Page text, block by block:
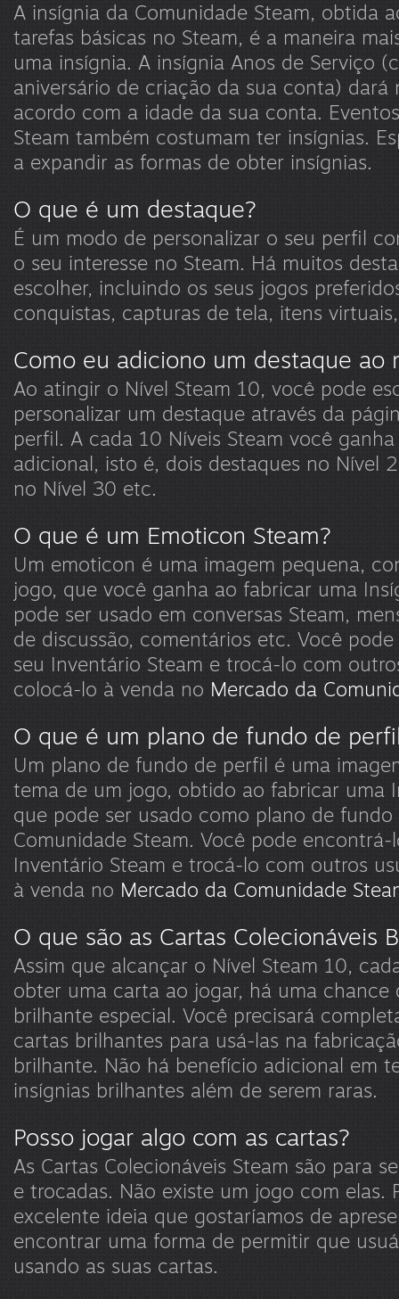
A insígnia da Comunidade Steam, obtida
tarefas básicas no Steam, é a maneira
uma insígnia. A insígnia Anos de Serviço
aniversário de criação da sua conta) dará
acordo com a idade da sua conta.
Steam também costumam ter insígnias.
a expandir as formas de obter insígnias.
O que é um destaque?
É um modo de personalizar o seu perfil
o seu interesse no Steam. Há muitos
escolher, incluindo os seus jogos
conquistas, capturas de tela, itens
Como eu adiciono um destaque ao
Ao atingir o Nível Steam 10, você pode
personalizar um destaque através da
perfil. A cada 10 Níveis Steam você
adicional, isto é, dois destaques no Nível
no Nível 30 etc.
O que é um Emoticon Steam?
Um emoticon é uma imagem pequena,
jogo, que você ganha ao fabricar uma
pode ser usado em conversas Steam,
de discussão, comentários etc. Você
seu Inventário Steam e trocá-lo com
colocá-lo à venda no Mercado da
O que é um plano de fundo de
Um plano de fundo de perfil é uma
tema de um jogo, obtido ao fabricar uma
que pode ser usado como plano de
Comunidade Steam. Você pode encontrá-
Inventário Steam e trocá-lo com outros
à venda no Mercado da Comunidade
O que são as Cartas Colecionáveis
Assim que alcançar o Nível Steam 10,
obter uma carta ao jogar, há uma chance
brilhante especial. Você precisará
cartas brilhantes para usá-las na
brilhante. Não há benefício adicional em
insígnias brilhantes além de serem raras.
Posso jogar algo com as cartas?
As Cartas Colecionáveis Steam são para
e trocadas. Não existe um jogo com elas.
excelente ideia que gostaríamos de
encontrar uma forma de permitir que
usando as suas cartas.